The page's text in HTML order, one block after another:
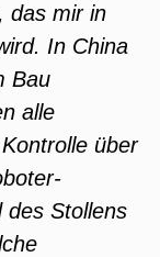
das mir in
In China
Bau
alle
über
des Stollens